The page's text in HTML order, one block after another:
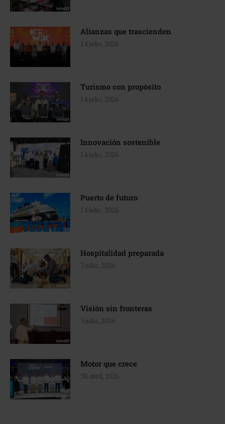
Alianzas que trascienden
14 julio, 2026
Turismo con propósito
14 julio, 2026
Innovación sostenible
14 julio, 2026
Puerto de futuro
14 julio, 2026
Hospitalidad preparada
3 julio, 2026
Visión sin fronteras
3 julio, 2026
Motor que crece
30 abril, 2026